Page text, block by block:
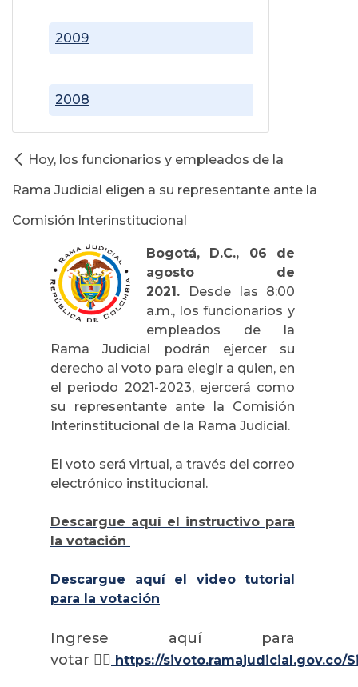
2008
2009
Hoy, los funcionarios y empleados de la
Rama Judicial eligen a su representante ante la
Comisión Interinstitucional
Bogotá, D.C., 06 de
agosto de
2021. Desde las 8:00
a.m., los funcionarios y
empleados de la
Rama Judicial podrán ejercer su
derecho al voto para elegir a quien, en
el periodo 2021-2023, ejercerá como
su representante ante la Comisión
Interinstitucional de la Rama Judicial.
El voto será virtual, a través del correo
electrónico institucional.
Descargue aquí el instructivo para
la votación
Descargue aquí el video tutorial
para la votación
Ingrese aquí para
votar 👉🏼 https://sivoto.ramajudicial.gov.co/